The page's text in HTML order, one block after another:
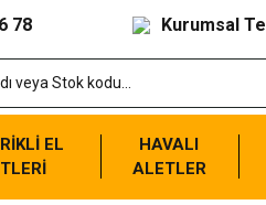
78 Kurumsal
EL
HAVALI
ALETLER